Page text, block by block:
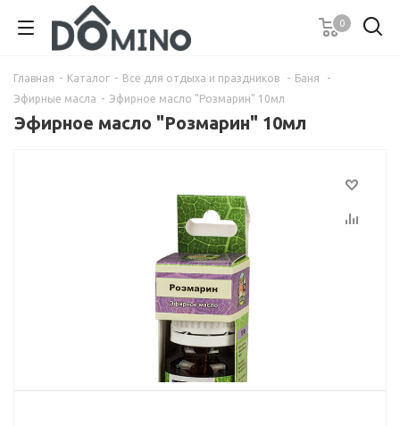
0
Главная - Каталог - Все для отдыха и праздников - Баня
-
Эфирные масла - Эфирное масло "Розмарин" 10мл
Эфирное масло "Розмарин" 10мл